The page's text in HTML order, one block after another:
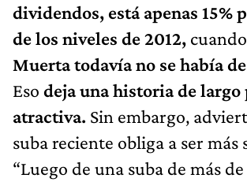
dividendos, está apenas 15%
de los niveles de 2012, cuando
Muerta todavía no se había
Eso deja una historia de largo
atractiva. Sin embargo,
suba reciente obliga a ser más
“Luego de una suba de más